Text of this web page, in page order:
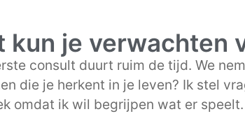
kun je verwachten
consult duurt ruim de tijd. We
die je herkent in je leven? Ik stel
omdat ik wil begrijpen wat er